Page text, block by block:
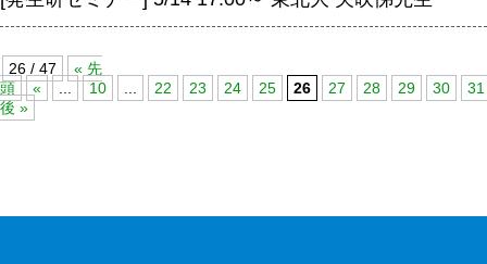
26 / 47
« 先
頭
« 10 22 23 24 25 26 27 28 29 30
31
後 »